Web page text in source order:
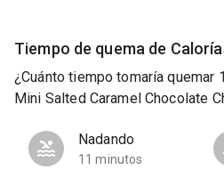
Tiempo de quema de
¿Cuánto tiempo tomaría quemar
Mini Salted Caramel Chocolate
Nadando
11 minutos